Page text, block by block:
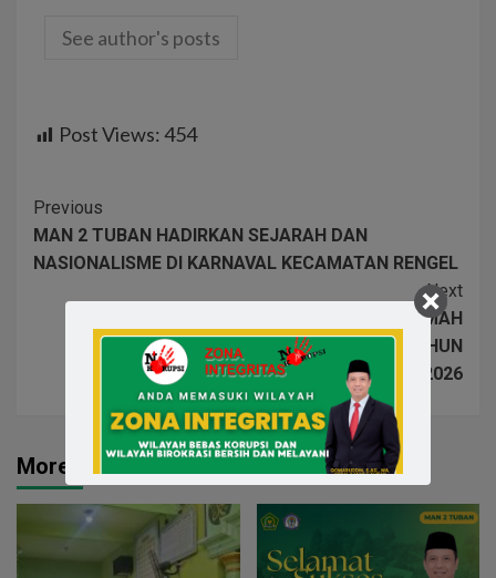
See author's posts
Post Views: 454
Previous
MAN 2 TUBAN HADIRKAN SEJARAH DAN
NASIONALISME DI KARNAVAL KECAMATAN RENGEL
Next
MAN 2 TUBAN MENJADI TUAN RUMAH
PENYUSUNAN RKBMN UNTUK RKA/KL TAHUN
ANGGARAN 2026
More Stories